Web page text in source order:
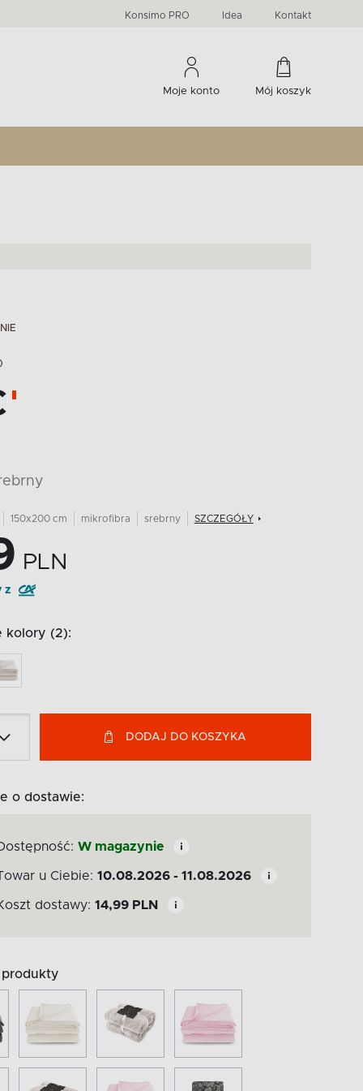
Konsimo PRO Idea Kontakt
Moje konto Mój koszyk
Komody, szafki RTV, witryny...
-33 %
Liczba produktów:60
Liczba produktów:274
150x200 cm mikrofibra srebrny SZCZEGÓŁY
PLN
z
kolory (2):
DODAJ DO KOSZYKA
o dostawie:
W magazynie
u Ciebie: 10.08.2026 - 11.08.2026
dostawy: 14,99 PLN